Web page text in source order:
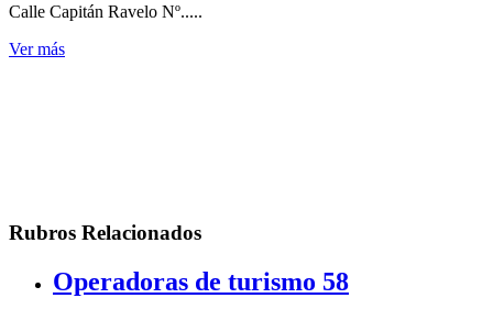
Calle Capitán Ravelo Nº.....
Ver más
Rubros Relacionados
Operadoras de turismo 58